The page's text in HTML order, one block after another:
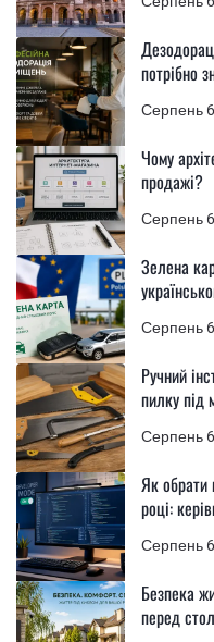
Серпень
потрібно
Серпень
Чому
продажі?
Серпень
Зелена
Серпень
Ручний
пилку під
Серпень
Як обрати
році:
Безпека
перед